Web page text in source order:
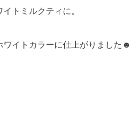
トミルクティに。
ワイトカラーに仕上がりました☻